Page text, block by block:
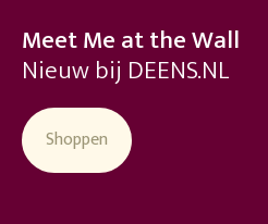
Meet Me at the Wall
Nieuw bij DEENS.NL
Shoppen